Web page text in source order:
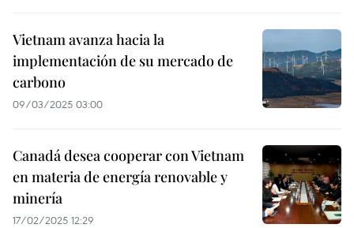
Vietnam avanza hacia la
implementación de su mercado de
carbono
09/03/2025 03:00
Canadá desea cooperar con Vietnam
en materia de energía renovable y
minería
17/02/2025 12:29